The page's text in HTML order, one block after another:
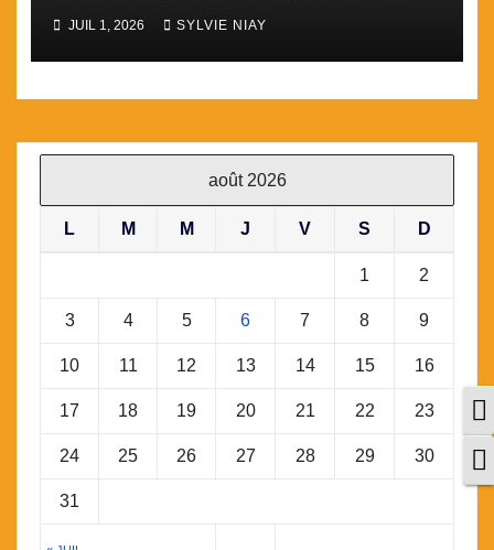
JUIL 1, 2026 SYLVIE NIAY
août 2026
L M M J V S D
1 2
3 4 5 6 7 8 9
10 11 12 13 14 15 16
17 18 19 20 21 22 23
24 25 26 27 28 29 30
31